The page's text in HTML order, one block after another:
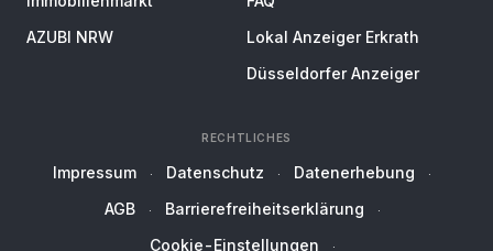
AZUBI NRW
Lokal Anzeiger Erkrath
Düsseldorfer Anzeiger
RECHTLICHES
Impressum Datenschutz
Datenerhebung
AGB
Barrierefreiheitserklärung
Cookie-Einstellungen